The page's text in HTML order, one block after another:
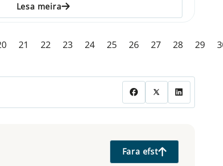
Lesa meira
21 22 23 24 25 26 27 28 29
Fara efst